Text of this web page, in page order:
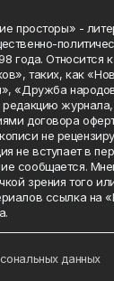
просторы» -
года. Относится
таких, как
«Дружба
договора
не
не вступает в
сообщается.
зрения того
ссылка на
данных